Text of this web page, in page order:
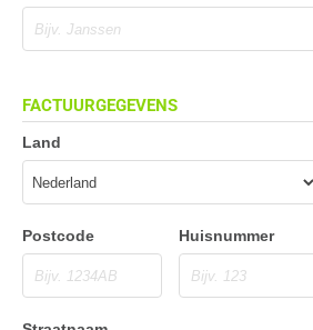
FACTUURGEGEVENS
Land
Postcode Huisnummer